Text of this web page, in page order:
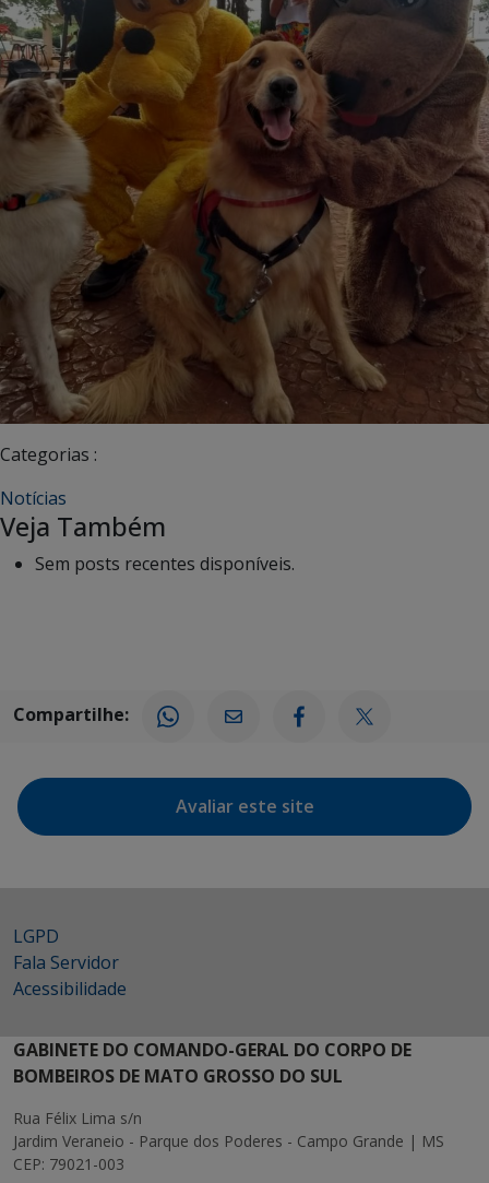
Categorias :
Notícias
Veja Também
Sem posts recentes disponíveis.
Compartilhe:
Avaliar este site
LGPD
Fala Servidor
Acessibilidade
GABINETE DO COMANDO-GERAL DO CORPO DE
BOMBEIROS DE MATO GROSSO DO SUL
Rua Félix Lima s/n
Jardim Veraneio - Parque dos Poderes - Campo Grande | MS
CEP: 79021-003